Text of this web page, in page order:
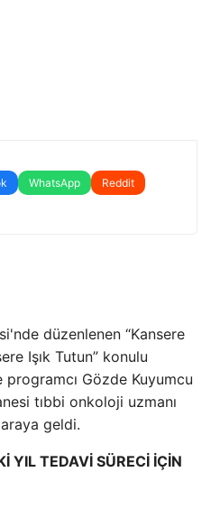
WhatsApp
Reddit
düzenlenen “Kansere
Işık Tutun” konulu
Gözde Kuyumcu
tıbbi onkoloji uzmanı
geldi.
YIL TEDAVİ SÜRECİ İÇİN